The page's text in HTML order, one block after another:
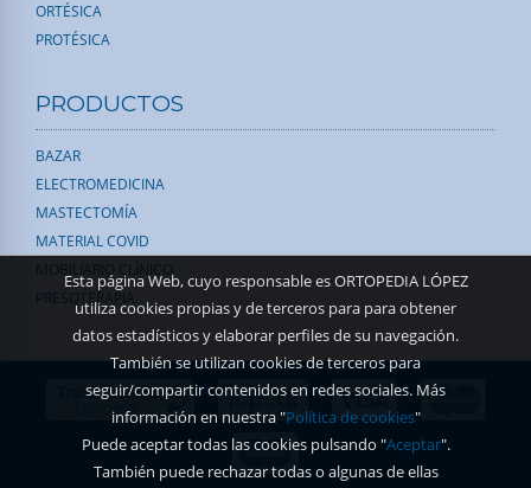
Esta página Web, cuyo responsable es ORTOPEDIA LÓPEZ
utiliza cookies propias y de terceros para para obtener
datos estadísticos y elaborar perfiles de su navegación.
También se utilizan cookies de terceros para
seguir/compartir contenidos en redes sociales. Más
información en nuestra "Política de cookies"
Puede aceptar todas las cookies pulsando "Aceptar".
También puede rechazar todas o algunas de ellas
ORTÉSICA
PROTÉSICA
PRODUCTOS
BAZAR
ELECTROMEDICINA
MASTECTOMÍA
MATERIAL COVID
MOBILIARIO CLÍNICO
PRESOTERAPIA